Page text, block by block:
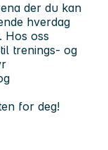
der du kan
hverdag
Hos oss
trenings- og
for deg!